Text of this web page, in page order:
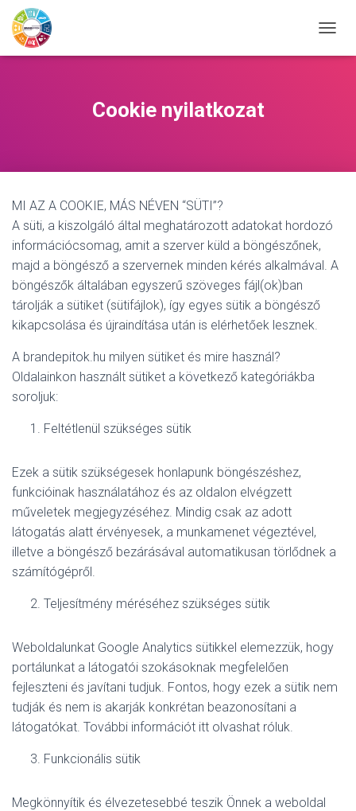
Cookie nyilatkozat
MI AZ A COOKIE, MÁS NÉVEN “SÜTI”?
A süti, a kiszolgáló által meghatározott adatokat hordozó
információcsomag, amit a szerver küld a böngészőnek,
majd a böngésző a szervernek minden kérés alkalmával. A
böngészők általában egyszerű szöveges fájl(ok)ban
tárolják a sütiket (sütifájlok), így egyes sütik a böngésző
kikapcsolása és újraindítása után is elérhetőek lesznek.
A brandepitok.hu milyen sütiket és mire használ?
Oldalainkon használt sütiket a következő kategóriákba
soroljuk:
Feltétlenül szükséges sütik
Ezek a sütik szükségesek honlapunk böngészéshez,
funkcióinak használatához és az oldalon elvégzett
műveletek megjegyzéséhez. Mindig csak az adott
látogatás alatt érvényesek, a munkamenet végeztével,
illetve a böngésző bezárásával automatikusan törlődnek a
számítógépről.
Teljesítmény méréséhez szükséges sütik
Weboldalunkat Google Analytics sütikkel elemezzük, hogy
portálunkat a látogatói szokásoknak megfelelően
fejleszteni és javítani tudjuk. Fontos, hogy ezek a sütik nem
tudják és nem is akarják konkrétan beazonosítani a
látogatókat. További információt itt olvashat róluk.
Funkcionális sütik
Megkönnyítik és élvezetesebbé teszik Önnek a weboldal